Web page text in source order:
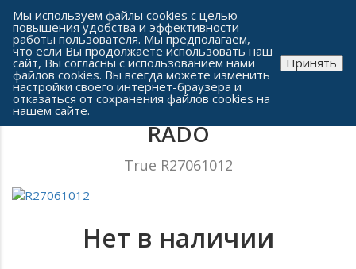
Сеть часовых салонов г. Челябинска
Женские часы
RADO
True R27061012
Нет в наличии
Мы используем файлы cookies с целью
повышения удобства и эффективности
работы пользователя. Мы предполагаем,
что если Вы продолжаете использовать наш
сайт, Вы согласны с использованием нами
файлов cookies. Вы всегда можете изменить
настройки своего интернет-браузера и
отказаться от сохранения файлов cookies на
нашем сайте.
Принять